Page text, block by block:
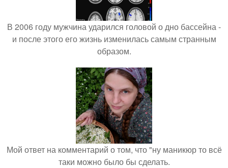
В 2006 году мужчина ударился головой о дно бассейна -
и после этого его жизнь изменилась самым странным
образом.
Мой ответ на комментарий о том, что "ну маникюр то всё
таки можно было бы сделать.